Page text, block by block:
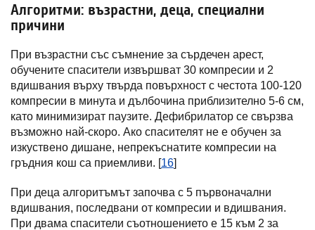
Алгоритми: възрастни, деца, специални
причини
При възрастни със съмнение за сърдечен арест,
обучените спасители извършват 30 компресии и 2
вдишвания върху твърда повърхност с честота 100-120
компресии в минута и дълбочина приблизително 5-6 см,
като минимизират паузите. Дефибрилатор се свързва
възможно най-скоро. Ако спасителят не е обучен за
изкуствено дишане, непрекъснатите компресии на
гръдния кош са приемливи. [16]
При деца алгоритъмът започва с 5 първоначални
вдишвания, последвани от компресии и вдишвания.
При двама спасители съотношението е 15 към 2 за